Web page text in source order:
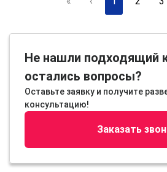
Не нашли подходящий
остались вопросы?
Оставьте заявку и получите
консультацию!
Заказать